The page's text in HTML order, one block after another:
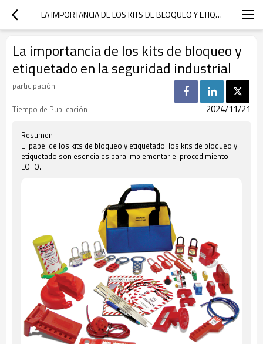
LA IMPORTANCIA DE LOS KITS DE BLOQUEO Y ETIQUETADO EN LA SEGURIDAD INDUSTRIAL
La importancia de los kits de bloqueo y
etiquetado en la seguridad industrial
participación
Tiempo de Publicación
2024/11/21
Resumen
El papel de los kits de bloqueo y etiquetado: los kits de bloqueo y
etiquetado son esenciales para implementar el procedimiento
LOTO.